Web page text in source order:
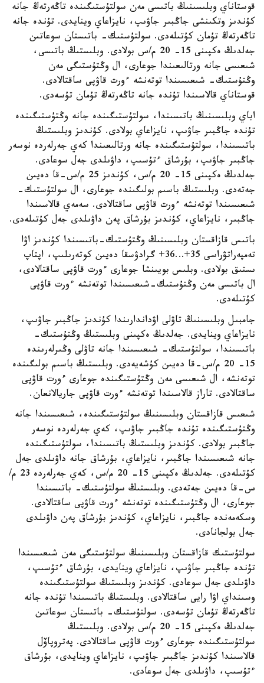
قوستاناي وبلىسىنىڭ باتىسى مەن سولتۇستىگىندە تاڭەرتەڭ جانە
كۇندىز وتكىنشى جاڭبىر جاۋىپ، نايزاعاي وينايدى. تۇندە جانە
تاڭەرتەڭ تۇمان كۇتىلەدى. سولتۇستىك- باتىستان سوعاتىن
جەلدىڭ ەكپىنى 15- 20 م/س بولادى. وبلىستىڭ باتىسى،
شىعىسى جانە ورتالىعىندا جوعارى، ال وڭتۇستىگى مەن
وڭتۇستىك- شىعىسىندا توتەنشە ءورت قاۋپى ساقتالادى.
قوستاناي قالاسىندا تۇندە جانە تاڭەرتەڭ تۇمان تۇسەدى.
اباي وبلىسىنىڭ باتىسىندا، سولتۇستىگىندە جانە وڭتۇستىگىندە
تۇندە جاڭبىر جاۋىپ، نايزاعاي بولادى. كۇندىز وبلىستىڭ
باتىسىندا، سولتۇستىگىندە جانە ورتالىعىندا كەي جەرلەردە نوسەر
جاڭبىر جاۋىپ، بۇرشاق ءتۇسىپ، داۋىلدى جەل سوعادى.
جەلدىڭ ەكپىنى 15- 20 م/س، كۇندىز 25 م/س-قا دەيىن
جەتەدى. وبلىستىڭ باسىم بولىگىندە جوعارى، ال سولتۇستىك-
شىعىسىندا توتەنشە ءورت قاۋپى ساقتالادى. سەمەي قالاسىندا
جاڭبىر، نايزاعاي، كۇندىز بۇرشاق پەن داۋىلدى جەل كۇتىلەدى.
باتىس قازاقستان وبلىسىنىڭ وڭتۇستىك-باتىسىندا كۇندىز اۋا
تەمپەراتۋراسى 35+…36+ گرادۋسقا دەيىن كوتەرىلىپ، اپتاپ
ىستىق بولادى. وبلىس بويىنشا جوعارى ءورت قاۋپى ساقتالادى،
ال باتىسى مەن وڭتۇستىك-شىعىسىندا توتەنشە ءورت قاۋپى
كۇتىلەدى.
جامبىل وبلىسىنىڭ تاۋلى اۋداندارىندا كۇندىز جاڭبىر جاۋىپ،
نايزاعاي وينايدى. جەلدىڭ ەكپىنى وبلىستىڭ وڭتۇستىك-
باتىسىندا، سولتۇستىك- شىعىسىندا جانە تاۋلى وڭىرلەرىندە
15- 20 م/س-قا دەيىن كۇشەيەدى. وبلىستىڭ باسىم بولىگىندە
توتەنشە، ال شىعىسى مەن وڭتۇستىگىندە جوعارى ءورت قاۋپى
ساقتالادى. تاراز قالاسىندا توتەنشە ءورت قاۋپى جاريالانعان.
شىعىس قازاقستان وبلىسىنىڭ سولتۇستىگىندە، شىعىسىندا جانە
وڭتۇستىگىندە تۇندە جاڭبىر جاۋىپ، كەي جەرلەردە نوسەر
جاڭبىر بولادى. كۇندىز وبلىستىڭ باتىسىندا، سولتۇستىگىندە
جانە شىعىسىندا جاڭبىر، نايزاعاي، بۇرشاق جانە داۋىلدى جەل
كۇتىلەدى. جەلدىڭ ەكپىنى 15- 20 م/س، كەي جەرلەردە 23 م/
س-قا دەيىن جەتەدى. وبلىستىڭ سولتۇستىك- باتىسىندا
جوعارى، ال وڭتۇستىگىندە توتەنشە ءورت قاۋپى ساقتالادى.
وسكەمەندە جاڭبىر، نايزاعاي، كۇندىز بۇرشاق پەن داۋىلدى
جەل بولجانادى.
سولتۇستىك قازاقستان وبلىسىنىڭ سولتۇستىگى مەن شىعىسىندا
تۇندە جاڭبىر جاۋىپ، نايزاعاي وينايدى، بۇرشاق ءتۇسىپ،
داۋىلدى جەل سوعادى. كۇندىز وبلىستىڭ سولتۇستىگىندە
وسىنداي اۋا رايى ساقتالادى. وبلىستىڭ باتىسىندا تۇندە جانە
تاڭەرتەڭ تۇمان تۇسەدى. سولتۇستىك- باتىستان سوعاتىن
جەلدىڭ ەكپىنى 15- 20 م/س بولادى. وبلىستىڭ
سولتۇستىگىندە جوعارى ءورت قاۋپى ساقتالادى. پەتروپاۆل
قالاسىندا كۇندىز جاڭبىر جاۋىپ، نايزاعاي وينايدى، بۇرشاق
ءتۇسىپ، داۋىلدى جەل سوعادى.